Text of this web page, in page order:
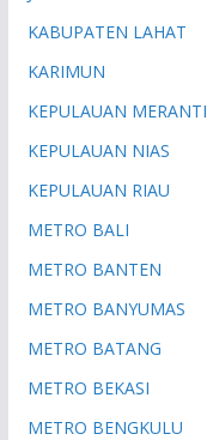
KABUPATEN LAHAT
KARIMUN
KEPULAUAN MERANTI
KEPULAUAN NIAS
KEPULAUAN RIAU
METRO BALI
METRO BANTEN
METRO BANYUMAS
METRO BATANG
METRO BEKASI
METRO BENGKULU